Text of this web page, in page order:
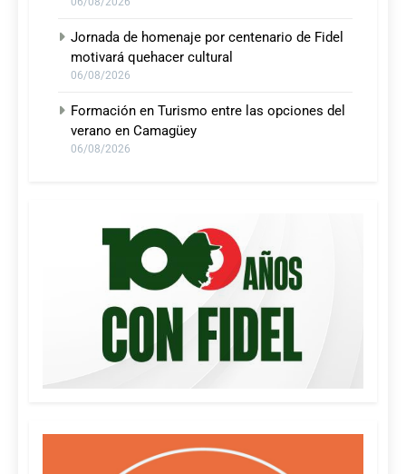
Jornada de homenaje por centenario de Fidel
motivará quehacer cultural
06/08/2026
Formación en Turismo entre las opciones del
verano en Camagüey
06/08/2026